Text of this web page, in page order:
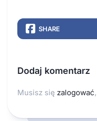
SHARE
Dodaj komentarz
Musisz się zalogować